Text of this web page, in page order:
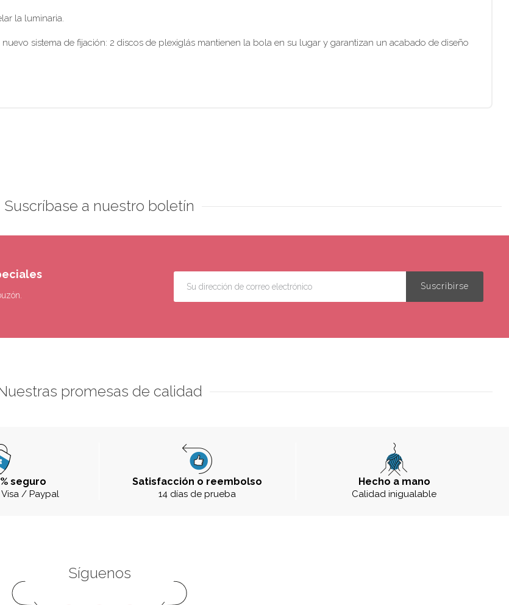
la luminaria.
sistema de fijación: 2 discos de plexiglás mantienen la bola en su lugar y garantizan un acabado de diseño
Suscríbase a nuestro boletín
promesas de calidad
seguro
/ Paypal
Satisfacción o reembolso
14 días de prueba
Hecho a mano
Calidad inigualable
Síguenos